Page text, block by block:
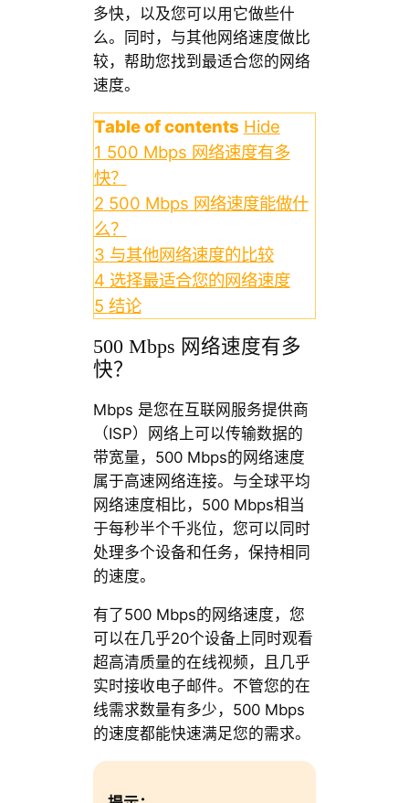
多快，以及您可以用它做些什
么。同时，与其他网络速度做比
较，帮助您找到最适合您的网络
速度。
Table of contents Hide
1 500 Mbps 网络速度有多
快？
2 500 Mbps 网络速度能做什
么？
3 与其他网络速度的比较
4 选择最适合您的网络速度
5 结论
500 Mbps 网络速度有多
快？
Mbps 是您在互联网服务提供商
（ISP）网络上可以传输数据的
带宽量，500 Mbps的网络速度
属于高速网络连接。与全球平均
网络速度相比，500 Mbps相当
于每秒半个千兆位，您可以同时
处理多个设备和任务，保持相同
的速度。
有了500 Mbps的网络速度，您
可以在几乎20个设备上同时观看
超高清质量的在线视频，且几乎
实时接收电子邮件。不管您的在
线需求数量有多少，500 Mbps
的速度都能快速满足您的需求。